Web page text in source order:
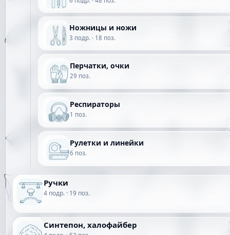
Ножницы и ножи
3 подр. · 18 поз.
Перчатки, очки
29 поз.
Респираторы
1 поз.
Рулетки и линейки
6 поз.
Ручки
4 подр. · 19 поз.
Синтепон, халофайбер